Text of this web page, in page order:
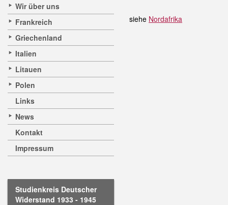
Wir über uns
Frankreich
Griechenland
Italien
Litauen
Polen
Links
News
Kontakt
Impressum
Studienkreis Deutscher
Widerstand 1933 - 1945
siehe Nordafrika